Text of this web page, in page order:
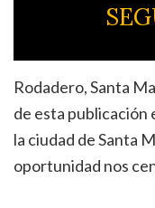
Rodadero, Santa
de esta publicación
la ciudad de Santa
oportunidad nos